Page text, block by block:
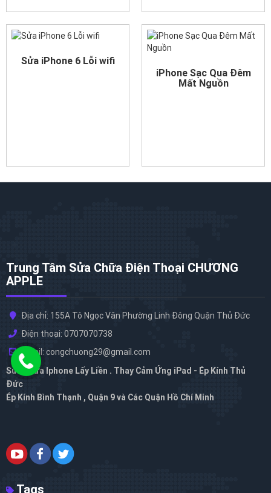
Sửa iPhone 6 Lỗi wifi
iPhone Sạc Qua Đêm
Mất Nguồn
Trung Tâm Sửa Chữa Điện Thoại CHƯƠNG
APPLE
Địa chỉ: 155A Tô Ngọc Vân Phường Linh Đông Quận Thủ Đức
Điện thoại: 0707070738
Email: congchuong29@gmail.com
Sửa Chữa Iphone Lấy Liền . Thay Cảm Ứng iPad - Ép Kính Thủ
Đức
Ép Kính Bình Thạnh , Quận 9 và Các Quận Hồ Chí Minh
Tags